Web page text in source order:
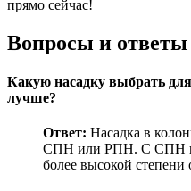
прямо сейчас!
Вопросы и ответы
Какую насадку выбрать
лучше?
Ответ: Насадка в
СПН или РПН. С СПН
более высокой степени